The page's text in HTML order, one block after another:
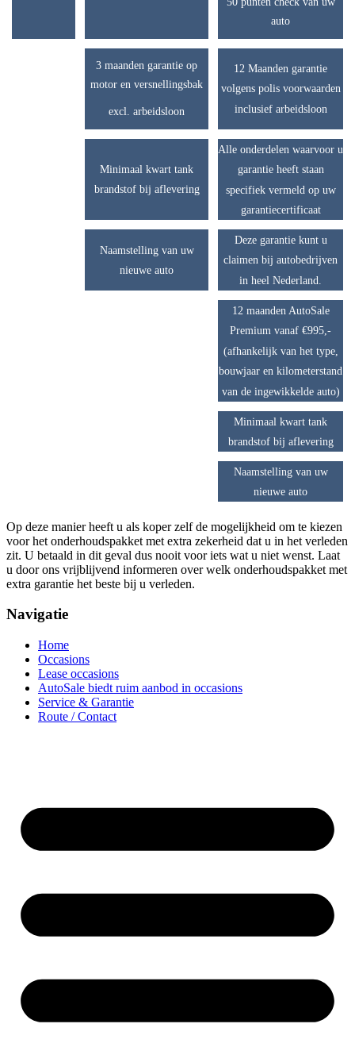
auto
3 maanden garantie op
motor en versnellingsbak
excl. arbeidsloon
12 Maanden garantie
volgens polis voorwaarden
inclusief arbeidsloon
Minimaal kwart tank
brandstof bij aflevering
Alle onderdelen waarvoor u
garantie heeft staan
specifiek vermeld op uw
garantiecertificaat
Naamstelling van uw
nieuwe auto
Deze garantie kunt u
claimen bij autobedrijven
in heel Nederland.
12 maanden AutoSale
Premium vanaf €995,-
(afhankelijk van het type,
bouwjaar en kilometerstand
van de ingewikkelde auto)
Minimaal kwart tank
brandstof bij aflevering
Naamstelling van uw
nieuwe auto
Op deze manier heeft u als koper zelf de mogelijkheid om te kiezen
voor het onderhoudspakket met extra zekerheid dat u in het verleden
zit. U betaald in dit geval dus nooit voor iets wat u niet wenst. Laat
u door ons vrijblijvend informeren over welk onderhoudspakket met
extra garantie het beste bij u verleden.
Navigatie
Home
Occasions
Lease occasions
AutoSale biedt ruim aanbod in occasions
Service & Garantie
Route / Contact